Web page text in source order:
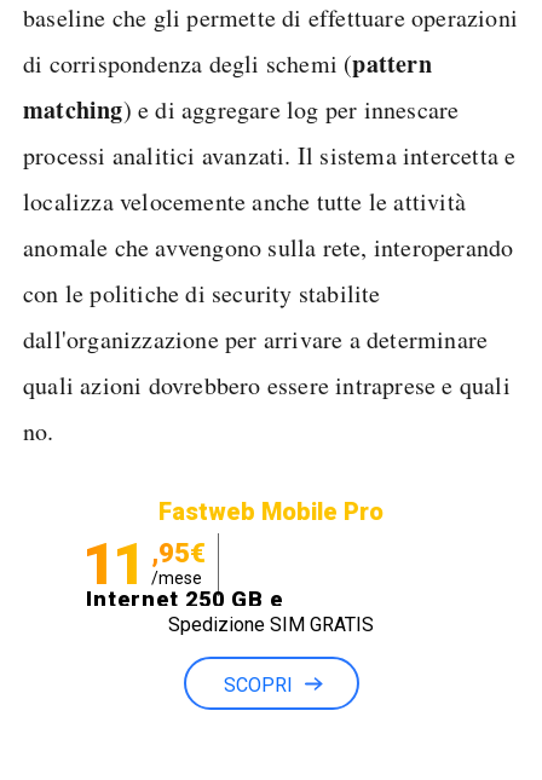
baseline che gli permette di effettuare operazioni
di corrispondenza degli schemi (pattern
matching) e di aggregare log per innescare
processi analitici avanzati. Il sistema intercetta e
localizza velocemente anche tutte le attività
anomale che avvengono sulla rete, interoperando
con le politiche di security stabilite
dall'organizzazione per arrivare a determinare
quali azioni dovrebbero essere intraprese e quali
no.
Fastweb Mobile Pro
11 ,95€
/mese
Internet 250 GB e
Minuti illimitati
Spedizione SIM GRATIS
SCOPRI